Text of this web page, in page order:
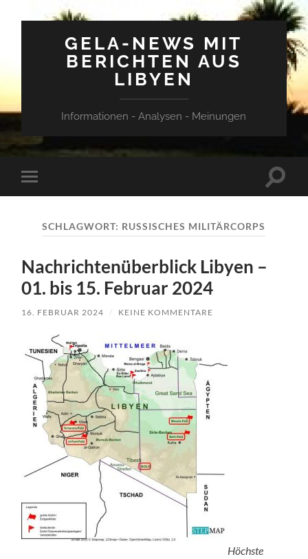
GELA-NEWS MIT
BERICHTEN AUS
LIBYEN
Informationen - Analysen - Meinungen
Mobile-
Menü
SCHLAGWORT: RUSSISCHES MILITÄRCORPS
Nachrichtenüberblick Libyen –
01. bis 15. Februar 2024
16. FEBRUAR 2024 / KEINE KOMMENTARE
Höchste